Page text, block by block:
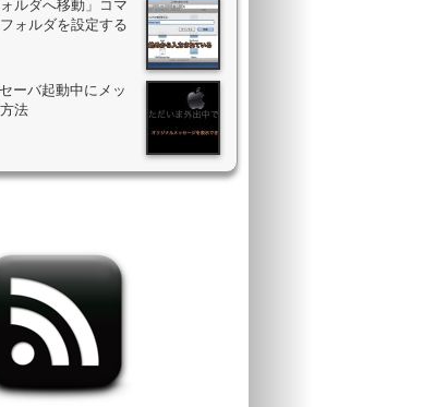
ルダへ移動」コマ
ォルダを設定する
ーバ起動中にメッ
法